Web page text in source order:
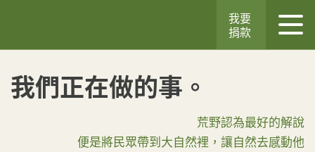
我要
捐款
我們正在做的事。
荒野認為最好的解說
便是將民眾帶到大自然裡，讓自然去感動他